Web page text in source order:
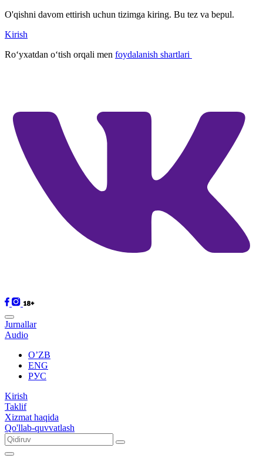
O'qishni davom ettirish uchun tizimga kiring. Bu tez va bepul.
Kirish
Roʻyxatdan oʻtish orqali men foydalanish shartlari
Jurnallar
Audio
O’ZB
ENG
РУС
Kirish
Taklif
Xizmat haqida
Qo'llab-quvvatlash